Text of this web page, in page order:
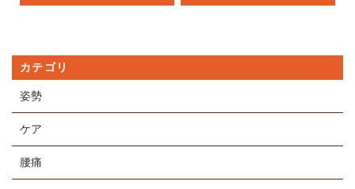
カテゴリ
姿勢
ケア
腰痛